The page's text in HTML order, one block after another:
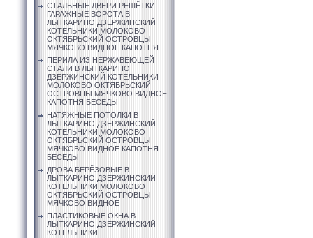
СТАЛЬНЫЕ ДВЕРИ РЕШЁТКИ
ГАРАЖНЫЕ ВОРОТА В
ЛЫТКАРИНО ДЗЕРЖИНСКИЙ
КОТЕЛЬНИКИ МОЛОКОВО
ОКТЯБРЬСКИЙ ОСТРОВЦЫ
МЯЧКОВО ВИДНОЕ КАПОТНЯ
ПЕРИЛА ИЗ НЕРЖАВЕЮЩЕЙ
СТАЛИ В ЛЫТКАРИНО
ДЗЕРЖИНСКИЙ КОТЕЛЬНИКИ
МОЛОКОВО ОКТЯБРЬСКИЙ
ОСТРОВЦЫ МЯЧКОВО ВИДНОЕ
КАПОТНЯ БЕСЕДЫ
НАТЯЖНЫЕ ПОТОЛКИ В
ЛЫТКАРИНО ДЗЕРЖИНСКИЙ
КОТЕЛЬНИКИ МОЛОКОВО
ОКТЯБРЬСКИЙ ОСТРОВЦЫ
МЯЧКОВО ВИДНОЕ КАПОТНЯ
БЕСЕДЫ
ДРОВА БЕРЁЗОВЫЕ В
ЛЫТКАРИНО ДЗЕРЖИНСКИЙ
КОТЕЛЬНИКИ МОЛОКОВО
ОКТЯБРЬСКИЙ ОСТРОВЦЫ
МЯЧКОВО ВИДНОЕ
ПЛАСТИКОВЫЕ ОКНА В
ЛЫТКАРИНО ДЗЕРЖИНСКИЙ
КОТЕЛЬНИКИ